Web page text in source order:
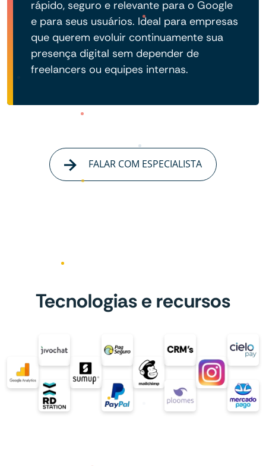
rápido, seguro e relevante para o Google
e para seus usuários. Ideal para empresas
que querem evoluir continuamente sua
presença digital sem depender de
freelancers ou equipes internas.
FALAR COM ESPECIALISTA
Tecnologias e recursos